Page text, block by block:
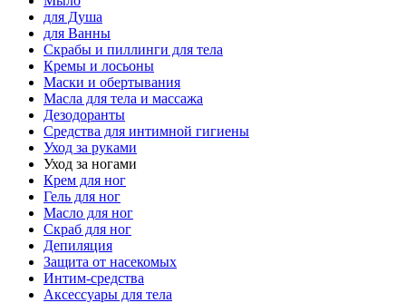
для Душа
для Ванны
Скрабы и пиллинги для тела
Кремы и лосьоны
Маски и обертывания
Масла для тела и массажа
Дезодоранты
Средства для интимной гигиены
Уход за руками
Уход за ногами
Крем для ног
Гель для ног
Масло для ног
Скраб для ног
Депиляция
Защита от насекомых
Интим-средства
Аксессуары для тела